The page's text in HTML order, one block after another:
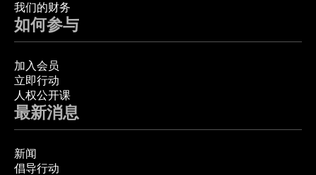
我们的财务
如何参与
加入会员
立即行动
人权公开课
最新消息
新闻
倡导行动